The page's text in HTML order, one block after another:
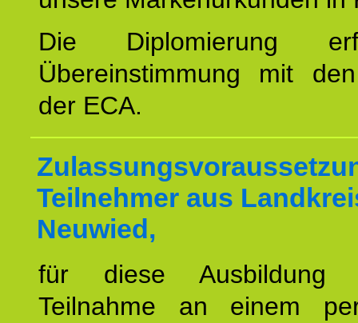
Die Diplomierung
Übereinstimmung mit
der ECA.
Teilnehmer aus
Neuwied,
für diese
Teilnahme an einem